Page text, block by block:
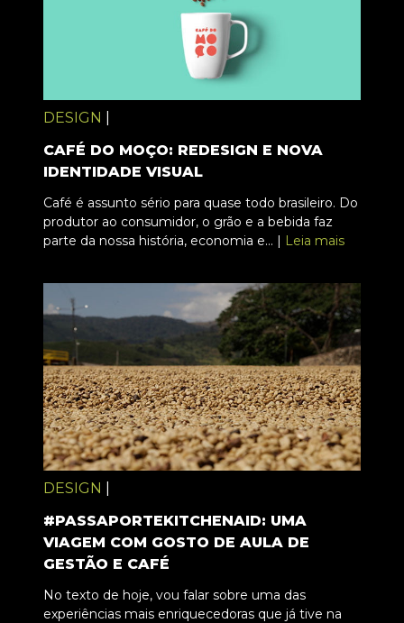
DESIGN
CAFÉ DO MOÇO: REDESIGN E NOVA
IDENTIDADE VISUAL
Café é assunto sério para quase todo brasileiro. Do
produtor ao consumidor, o grão e a bebida faz
parte da nossa história, economia e... | Leia mais
DESIGN
#PASSAPORTEKITCHENAID: UMA
VIAGEM COM GOSTO DE AULA DE
GESTÃO E CAFÉ
No texto de hoje, vou falar sobre uma das
experiências mais enriquecedoras que já tive na